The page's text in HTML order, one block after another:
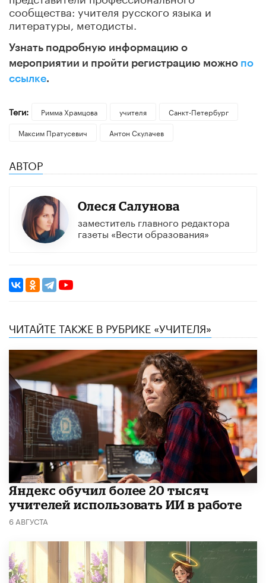
сообщества: учителя русского языка и
литературы, методисты.
Узнать подробную информацию о
мероприятии и пройти регистрацию можно по
ссылке.
Теги: Римма Храмцова учителя
Санкт-Петербург
Максим Пратусевич
Антон Скулачев
АВТОР
Олеся Салунова
заместитель главного редактора
газеты «Вести образования»
ЧИТАЙТЕ ТАКЖЕ В РУБРИКЕ «УЧИТЕЛЯ»
​Яндекс обучил более 20 тысяч
учителей использовать ИИ в работе
6 АВГУСТА